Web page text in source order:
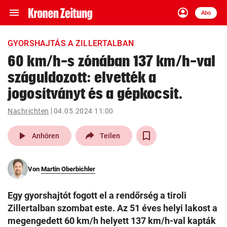
menu Navigation
ein-/ausklappen
account_circle
Anmelden
Abo
close Schließen
account_circle Anmelden
arrow_right
pin_drop
Wien
bookmark Merkliste
search
Suchbegriff
GYORSHAJTÁS A ZILLERTALBAN
60 km/h-s zónában 137 km/h-val
száguldozott: elvették a
jogosítványt és a gépkocsit.
Nachrichten 04.05.2024 11:00
play_arrow Anhören Teilen
Von Martin Oberbichler
Egy gyorshajtót fogott el a rendőrség a tiroli
Zillertalban szombat este. Az 51 éves helyi lakost a
megengedett 60 km/h helyett 137 km/h-val kapták